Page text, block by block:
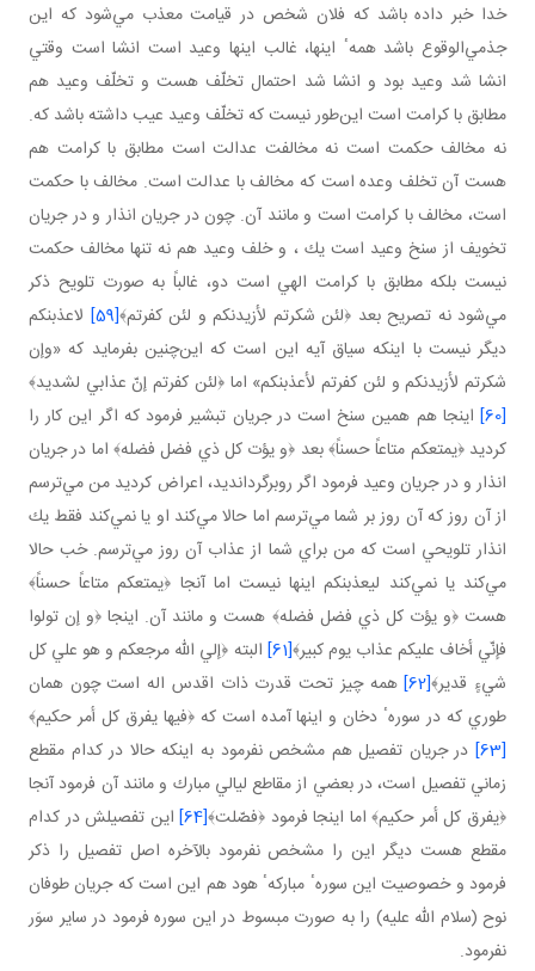
خدا خبر داده باشد كه فلان شخص در قيامت معذب مي‌شود كه اين
جذمي‌الوقوع باشد همهٴ اينها، غالب اينها وعيد است انشا است وقتي
انشا شد وعيد بود و انشا شد احتمال تخلّف هست و تخلّف وعيد هم
مطابق با كرامت است اين‌طور نيست كه تخلّف وعيد عيب داشته باشد كه.
نه مخالف حكمت است نه مخالفت عدالت است مطابق با كرامت هم
هست آن تخلف وعده است كه مخالف با عدالت است. مخالف با حكمت
است، مخالف با كرامت است و مانند آن. چون در جريان انذار و در جريان
تخويف از سنخ وعيد است يك ، و خلف وعيد هم نه تنها مخالف حكمت
نيست بلكه مطابق با كرامت الهي است دو، غالباً به صورت تلويح ذكر
مي‌شود نه تصريح بعد ﴿لئن شكرتم لأزيدنكم و لئن كفرتم﴾[59]
لاعذبنكم
ديگر نيست با اينكه سياق آيه اين است كه اين‌چنين بفرمايد كه «وإن
شكرتم لأزيدنكم و لئن كفرتم لأعذبنكم» اما ﴿لئن كفرتم إنّ عذابي لشديد﴾
[60]
اينجا هم همين سنخ است در جريان تبشير فرمود كه اگر اين كار را
كرديد ﴿يمتعكم متاعاً حسناً﴾ بعد ﴿و يؤت كل ذي فضل فضله﴾ اما در جريان
انذار و در جريان وعيد فرمود اگر روبرگردانديد، اعراض كرديد من مي‌ترسم
از آن روز كه آن روز بر شما مي‌ترسم اما حالا مي‌كند او يا نمي‌كند فقط يك
انذار تلويحي است كه من براي شما از عذاب آن روز مي‌ترسم. خب حالا
مي‌كند يا نمي‌كند ليعذبنكم اينها نيست اما آنجا ﴿يمتعكم متاعاً حسناً﴾
هست ﴿و يؤت كل ذي فضل فضله﴾ هست و مانند آن. اينجا ﴿و إن تولوا
فإنّي أخاف عليكم عذاب يوم كبير﴾[61]
البته ﴿إلي الله مرجعكم و هو علي كل
شيءٍ قدير﴾[62]
همه چيز تحت قدرت ذات اقدس اله است چون همان
طوري كه در سورهٴ دخان و اينها آمده است كه ﴿فيها يفرق كل أمر حكيم﴾
[63]
در جريان تفصيل هم مشخص نفرمود به اينكه حالا در كدام مقطع
زماني تفصيل است، در بعضي از مقاطع ليالي مبارك و مانند آن فرمود آنجا
﴿يفرق كل أمر حكيم﴾ اما اينجا فرمود ﴿فصّلت﴾[64]
اين تفصيلش در كدام
مقطع هست ديگر اين را مشخص نفرمود بالآخره اصل تفصيل را ذكر
فرمود و خصوصيت اين سورهٴ مباركهٴ هود هم اين است كه جريان طوفان
نوح (سلام الله عليه) را به صورت مبسوط در اين سوره فرمود در ساير سوَر
نفرمود.